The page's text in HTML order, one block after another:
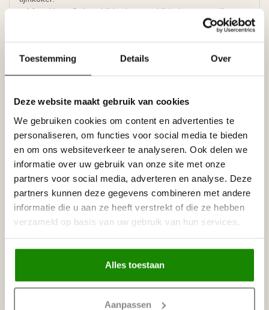
Toestemming Details Over
Deze website maakt gebruik van cookies
We gebruiken cookies om content en advertenties te
personaliseren, om functies voor social media te bieden
en om ons websiteverkeer te analyseren. Ook delen we
informatie over uw gebruik van onze site met onze
partners voor social media, adverteren en analyse. Deze
partners kunnen deze gegevens combineren met andere
informatie die u aan ze heeft verstrekt of die ze hebben
verzameld op basis van uw gebruik van hun services.
Alles toestaan
Aanpassen
- Afwerking : Onbeschilderd, overschilderbaar met alle
verven op waterbasis, zoals acrylverf, latex of muurverf
Prijs per lijst (= 2 meter)
Leverancier
Tags
Gerelateerde producten
NMC
NMC Adefix lijmkoker 310 ml
Op voorraad
€8,95
NMC Verstekbak MDF voor
sierlijsten t/m 8 cm, (Small)
Op voorraad